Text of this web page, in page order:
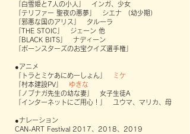
「白雪姫と7人の小人」 インガ、少女
「テリファー 聖夜の悪夢」 シエナ （幼少期）
「邪悪な国のアリス」 タルーラ
「THE STOIC」 ジェーン 他
「BLACK BITS」 ナディーン
「ポーンスターズのお宝クイズ選手権」
●アニメ
「トラとミケあにめーしょん」
ミケ
「村本建設PV」 ゆきな
「ノブナガ先生の幼な妻」 女子生徒A
「インターネットにご用心！」 ユウマ、マリカ、母
●ナレーション
CAN-ART Festival 2017、2018、2019